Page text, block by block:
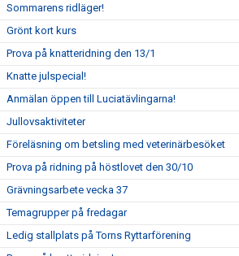
Sommarens ridläger!
Grönt kort kurs
Prova på knatteridning den 13/1
Knatte julspecial!
Anmälan öppen till Luciatävlingarna!
Jullovsaktiviteter
Föreläsning om betsling med veterinärbesöket
Prova på ridning på höstlovet den 30/10
Grävningsarbete vecka 37
Temagrupper på fredagar
Ledig stallplats på Torns Ryttarförening